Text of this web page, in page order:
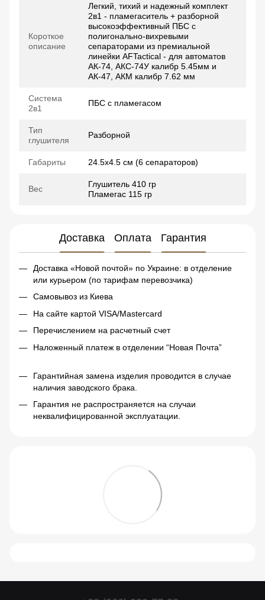
Короткое
описание
Легкий, тихий и надежный комплект
2в1 - пламегаситель + разборной
высокоэффективный ПБС с
полигонально-вихревыми
сепараторами из премиальной
линейки AFTactical - для автоматов
АК-74, АКС-74У калибр 5.45мм и
АК-47, АКМ калибр 7.62 мм
Система
2в1
ПБС с пламегасом
Тип
глушителя
Разборной
Габариты 24.5х4.5 см (6 сепараторов)
Вес
Глушитель 410 гр
Пламегас 115 гр
Доставка Оплата Гарантия
Доставка «Новой почтой» по Украине: в отделение
или курьером (по тарифам перевозчика)
Самовывоз из Киева
На сайте картой VISA/Mastercard
Перечислением на расчетный счет
Наложенный платеж в отделении “Новая Почта”
Гарантийная замена изделия проводится в случае
наличия заводского брака.
Гарантия не распространяется на случаи
неквалифицированной эксплуатации.